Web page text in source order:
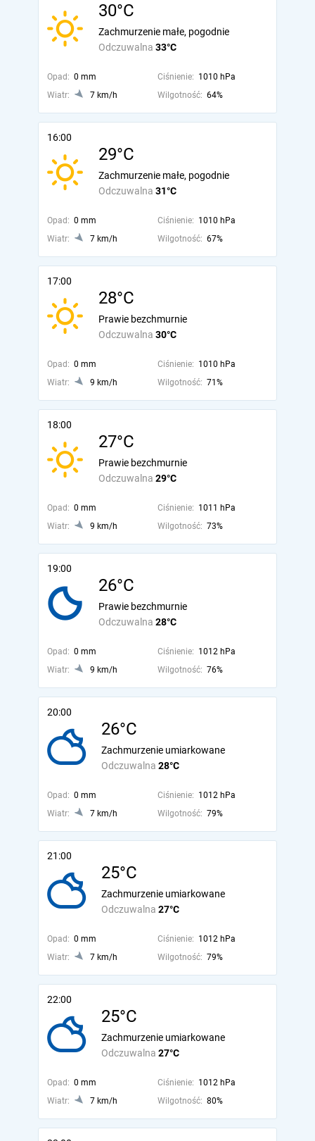
30°C
Odczuwalna 33°C
Zachmurzenie małe, pogodnie
Opad: 0 mm Ciśnienie: 1010 hPa
Wiatr:
7 km/h Wilgotność: 64%
16:00
29°C
Odczuwalna 31°C
Zachmurzenie małe, pogodnie
Opad: 0 mm Ciśnienie: 1010 hPa
Wiatr:
7 km/h Wilgotność: 67%
17:00
28°C
Odczuwalna 30°C
Prawie bezchmurnie
Opad: 0 mm Ciśnienie: 1010 hPa
Wiatr:
9 km/h Wilgotność: 71%
18:00
27°C
Odczuwalna 29°C
Prawie bezchmurnie
Opad: 0 mm Ciśnienie: 1011 hPa
Wiatr:
9 km/h Wilgotność: 73%
19:00
26°C
Odczuwalna 28°C
Prawie bezchmurnie
Opad: 0 mm Ciśnienie: 1012 hPa
Wiatr:
9 km/h Wilgotność: 76%
20:00
26°C
Odczuwalna 28°C
Zachmurzenie umiarkowane
Opad: 0 mm Ciśnienie: 1012 hPa
Wiatr:
7 km/h Wilgotność: 79%
21:00
25°C
Odczuwalna 27°C
Zachmurzenie umiarkowane
Opad: 0 mm Ciśnienie: 1012 hPa
Wiatr:
7 km/h Wilgotność: 79%
22:00
25°C
Odczuwalna 27°C
Zachmurzenie umiarkowane
Opad: 0 mm Ciśnienie: 1012 hPa
Wiatr:
7 km/h Wilgotność: 80%